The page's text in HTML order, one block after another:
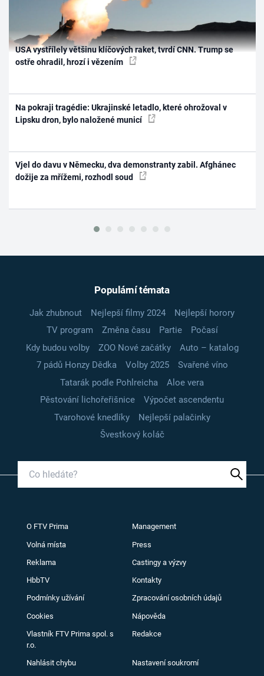
USA vystřílely většinu klíčových raket, tvrdí CNN. Trump se
ostře ohradil, hrozí i vězením
Na pokraji tragédie: Ukrajinské letadlo, které ohrožoval v
Lipsku dron, bylo naložené municí
Vjel do davu v Německu, dva demonstranty zabil. Afghánec
dožije za mřížemi, rozhodl soud
Populární témata
Jak zhubnout Nejlepší filmy 2024
Nejlepší horory
TV program
Změna času Partie
Počasí
Kdy budou volby
ZOO Nové začátky
Auto – katalog
7 pádů Honzy Dědka
Volby 2025
Svařené víno
Tatarák podle Pohlreicha
Aloe vera
Pěstování lichořeřišnice
Výpočet ascendentu
Tvarohové knedlíky
Nejlepší palačinky
Švestkový koláč
O FTV Prima Management
Volná místa Press
Reklama Castingy a výzvy
HbbTV Kontakty
Podmínky užívání Zpracování osobních údajů
Cookies Nápověda
Vlastník FTV Prima spol. s
r.o.
Redakce
Nahlásit chybu Nastavení soukromí